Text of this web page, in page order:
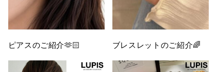
ピアスのご紹介🫶🏻 ブレスレットのご紹介🌈